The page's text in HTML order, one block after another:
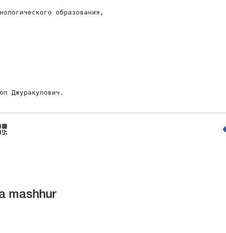
образования,
Джуракулович.
mashhur